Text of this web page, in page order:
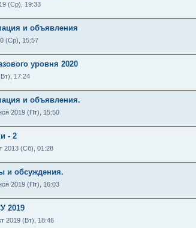
(Ср), 19:33
и объявления
(Ср), 15:57
уровня 2020
17:24
и объявления.
2019 (Пт), 15:50
- 2
2013 (Сб), 01:28
и обсуждения.
2019 (Пт), 16:03
2019
2019 (Вт), 18:46